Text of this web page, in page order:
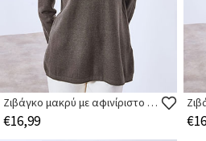
Ζιβάγκο μακρύ με αφινίριστο τελείωμα
€16,99